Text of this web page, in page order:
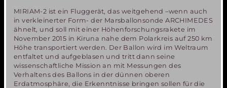
MIRIAM-2 ist ein Fluggerät, das weitgehend –wenn auch
in verkleinerter Form- der Marsballonsonde ARCHIMEDES
ähnelt, und soll mit einer Höhenforschungsrakete im
November 2015 in Kiruna nahe dem Polarkreis auf 250 km
Höhe transportiert werden. Der Ballon wird im Weltraum
entfaltet und aufgeblasen und tritt dann seine
wissenschaftliche Mission an mit Messungen des
Verhaltens des Ballons in der dünnen oberen
Erdatmosphäre, die Erkenntnisse bringen sollen für die